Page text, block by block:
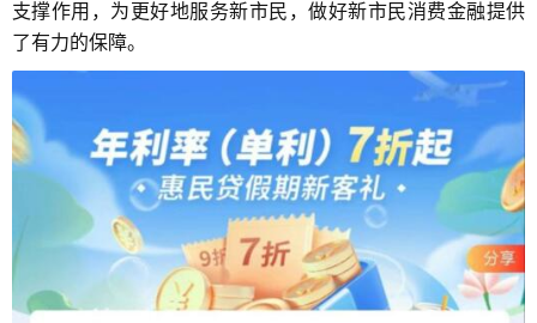
支撑作用，为更好地服务新市民，做好新市民消费金融提供
了有力的保障。